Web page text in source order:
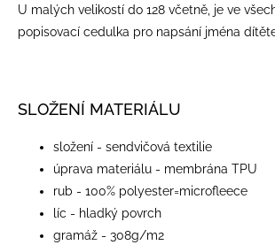
U malých velikostí do 128 včetně, je ve
popisovací cedulka pro napsání jména
SLOŽENÍ MATERIÁLU
složení - sendvičová textilie
úprava materiálu - membrána TPU
rub - 100% polyester=microfleece
líc - hladký povrch
gramáž - 308g/m2